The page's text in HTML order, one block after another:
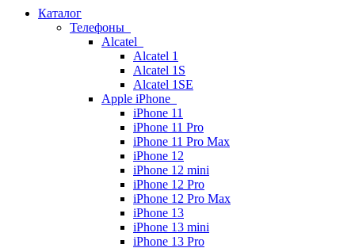
Каталог
Телефоны
Alcatel
Alcatel 1
Alcatel 1S
Alcatel 1SE
Apple iPhone
iPhone 11
iPhone 11 Pro
iPhone 11 Pro Max
iPhone 12
iPhone 12 mini
iPhone 12 Pro
iPhone 12 Pro Max
iPhone 13
iPhone 13 mini
iPhone 13 Pro